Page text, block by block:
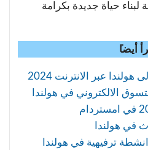
لبناء حياة جديدة بكرامة
أيضا
عبر الانترنت 2024
في هولندا